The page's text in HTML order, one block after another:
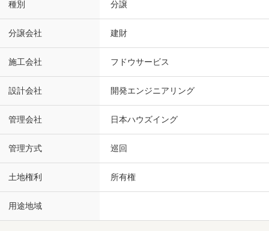
種別 分譲
分譲会社 建財
施工会社 フドウサービス
設計会社 開発エンジニアリング
管理会社 日本ハウズイング
管理方式 巡回
土地権利 所有権
用途地域